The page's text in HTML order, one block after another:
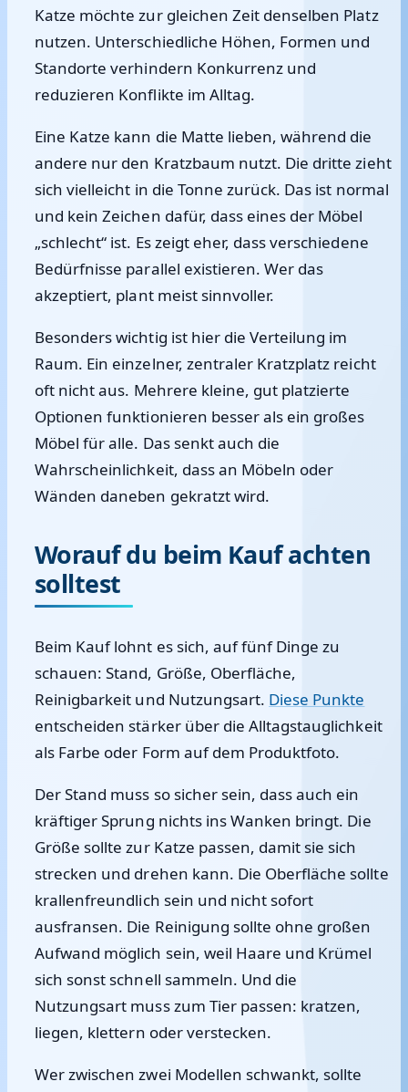
Katze möchte zur gleichen Zeit denselben Platz
nutzen. Unterschiedliche Höhen, Formen und
Standorte verhindern Konkurrenz und
reduzieren Konflikte im Alltag.
Eine Katze kann die Matte lieben, während die
andere nur den Kratzbaum nutzt. Die dritte zieht
sich vielleicht in die Tonne zurück. Das ist normal
und kein Zeichen dafür, dass eines der Möbel
„schlecht“ ist. Es zeigt eher, dass verschiedene
Bedürfnisse parallel existieren. Wer das
akzeptiert, plant meist sinnvoller.
Besonders wichtig ist hier die Verteilung im
Raum. Ein einzelner, zentraler Kratzplatz reicht
oft nicht aus. Mehrere kleine, gut platzierte
Optionen funktionieren besser als ein großes
Möbel für alle. Das senkt auch die
Wahrscheinlichkeit, dass an Möbeln oder
Wänden daneben gekratzt wird.
Worauf du beim Kauf achten
solltest
Beim Kauf lohnt es sich, auf fünf Dinge zu
schauen: Stand, Größe, Oberfläche,
Reinigbarkeit und Nutzungsart. Diese Punkte
entscheiden stärker über die Alltagstauglichkeit
als Farbe oder Form auf dem Produktfoto.
Der Stand muss so sicher sein, dass auch ein
kräftiger Sprung nichts ins Wanken bringt. Die
Größe sollte zur Katze passen, damit sie sich
strecken und drehen kann. Die Oberfläche sollte
krallenfreundlich sein und nicht sofort
ausfransen. Die Reinigung sollte ohne großen
Aufwand möglich sein, weil Haare und Krümel
sich sonst schnell sammeln. Und die
Nutzungsart muss zum Tier passen: kratzen,
liegen, klettern oder verstecken.
Wer zwischen zwei Modellen schwankt, sollte